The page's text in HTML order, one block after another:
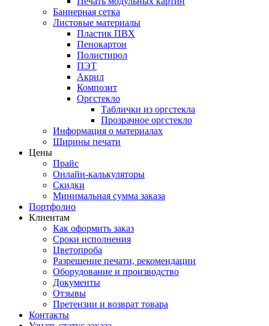
Баннерная сетка
Листовые материалы
Пластик ПВХ
Пенокартон
Полистирол
ПЭТ
Акрил
Композит
Оргстекло
Таблички из оргстекла
Прозрачное оргстекло
Информация о материалах
Ширины печати
Цены
Прайс
Онлайн-калькуляторы
Скидки
Минимальная сумма заказа
Портфолио
Клиентам
Как оформить заказ
Сроки исполнения
Цветопроба
Разрешение печати, рекомендации
Оборудование и производство
Документы
Отзывы
Претензии и возврат товара
Контакты